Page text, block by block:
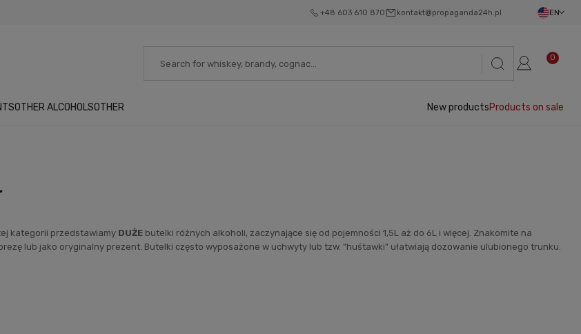
+48 603 610 870 kontakt@propaganda24h.pl EN
0
OTHER ALCOHOLSOTHER New productsProducts on sale
kategorii przedstawiamy DUŻE butelki różnych alkoholi, zaczynające się od pojemności 1,5L aż do 6L i więcej. Znakomite na
lub jako oryginalny prezent. Butelki często wyposażone w uchwyty lub tzw. "huśtawki" ułatwiają dozowanie ulubionego trunku.